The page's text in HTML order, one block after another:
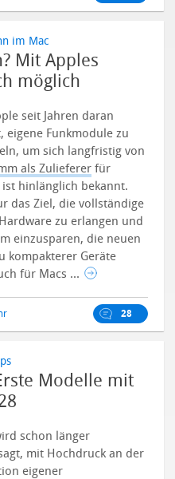
im Mac
Mit Apples
möglich
seit Jahren daran
eigene Funkmodule zu
um sich langfristig von
als Zulieferer für
hinlänglich bekannt.
das Ziel, die vollständige
zu erlangen und
einzusparen, die neuen
kompakterer Geräte
für Macs ...
28
Modelle mit
schon länger
mit Hochdruck an der
eigener